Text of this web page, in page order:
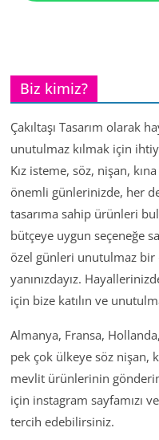
Biz kimiz?
Çakıltaşı Tasarım olarak
unutulmaz kılmak için
Kız isteme, söz, nişan,
önemli günlerinizde, her
tasarıma sahip ürünleri
bütçeye uygun seçeneğe
özel günleri unutulmaz
yanınızdayız.
için bize katılın ve
Almanya, Fransa,
pek çok ülkeye söz nişan,
mevlit ürünlerinin
için instagram sayfamızı
tercih edebilirsiniz.